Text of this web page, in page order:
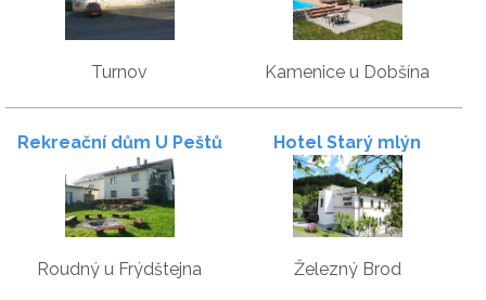
Turnov Kamenice u Dobšína
Rekreační dům U Peštů
Roudný u Frýdštejna
Hotel Starý mlýn
Železný Brod